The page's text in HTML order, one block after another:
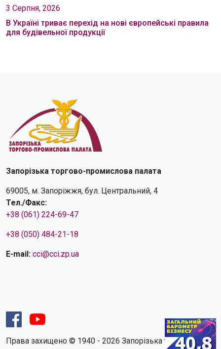
3 Серпня, 2026
В Україні триває перехід на нові європейські правила
для будівельної продукції
Запорізька торгово-промислова палата
69005, м. Запоріжжя, бул. Центральний, 4
Тел./Факс:
+38 (061) 224-69-47
+38 (050) 484-21-18
E-mail: cci@cci.zp.ua
Права захищено © 1940 - 2026 Запорізька торгово-